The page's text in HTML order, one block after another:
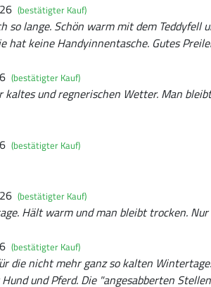
(bestätigter Kauf)
so lange. Schön warm mit dem
hat keine Handyinnentasche. Gutes
(bestätigter Kauf)
kaltes und regnerischen Wetter. Man
(bestätigter Kauf)
(bestätigter Kauf)
Hält warm und man bleibt trocken.
(bestätigter Kauf)
die nicht mehr ganz so kalten
und Pferd. Die "angesabberten